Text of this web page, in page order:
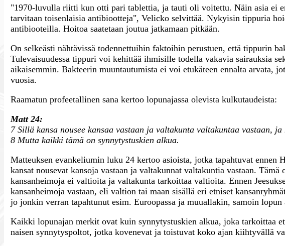
"1970-luvulla riitti kun otti pari tablettia, ja tauti oli voitettu. Näin asia ei
tarvitaan toisenlaisia antibiootteja", Velicko selvittää. Nykyisin tippuria
antibiooteilla. Hoitoa saatetaan joutua jatkamaan pitkään.
On selkeästi nähtävissä todennettuihin faktoihin perustuen, että tippurin
Tulevaisuudessa tippuri voi kehittää ihmisille todella vakavia sairauksia
aikaisemmin. Bakteerin muuntautumista ei voi etukäteen ennalta arvata,
vuosia.
Raamatun profeetallinen sana kertoo lopunajassa olevista kulkutaudeista:
Matt 24:
7 Sillä kansa nousee kansaa vastaan ja valtakunta valtakuntaa vastaan,
8 Mutta kaikki tämä on synnytystuskien alkua.
Matteuksen evankeliumin luku 24 kertoo asioista, jotka tapahtuvat ennen
kansat nousevat kansoja vastaan ja valtakunnat valtakuntia vastaan.
kansanheimoja ei valtioita ja valtakunta tarkoittaa valtioita. Ennen
kansanheimoja vastaan, eli valtion tai maan sisällä eri etniset
jo jonkin verran tapahtunut esim. Euroopassa ja muuallakin, samoin
Kaikki lopunajan merkit ovat kuin synnytystuskien alkua, joka tarkoittaa
naisen synnytyspoltot, jotka kovenevat ja toistuvat koko ajan kiihtyvällä